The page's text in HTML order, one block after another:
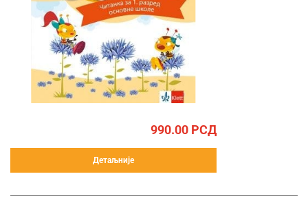
990.00 РСД
Детаљније